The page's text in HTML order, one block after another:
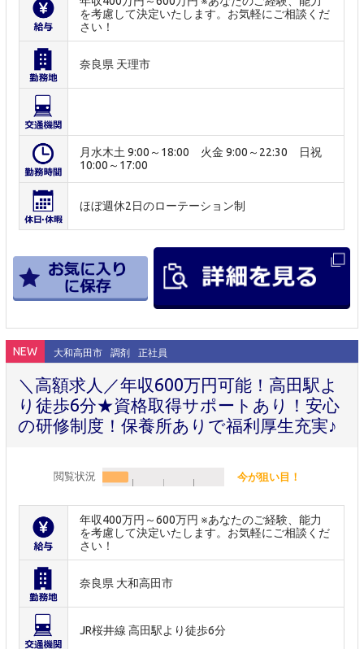
を考慮して決定いたします。お気軽にご相談くだ
さい！
奈良県 天理市
月水木土 9:00～18:00 火金 9:00～22:30 日祝
10:00～17:00
ほぼ週休2日のローテーション制
NEW 大和高田市 調剤 正社員
＼高額求人／年収600万円可能！高田駅よ
り徒歩6分★資格取得サポートあり！安心
の研修制度！保養所ありで福利厚生充実♪
閲覧状況 今が狙い目！
年収400万円～600万円 ※あなたのご経験、能力
を考慮して決定いたします。お気軽にご相談くだ
さい！
奈良県 大和高田市
JR桜井線 高田駅より徒歩6分